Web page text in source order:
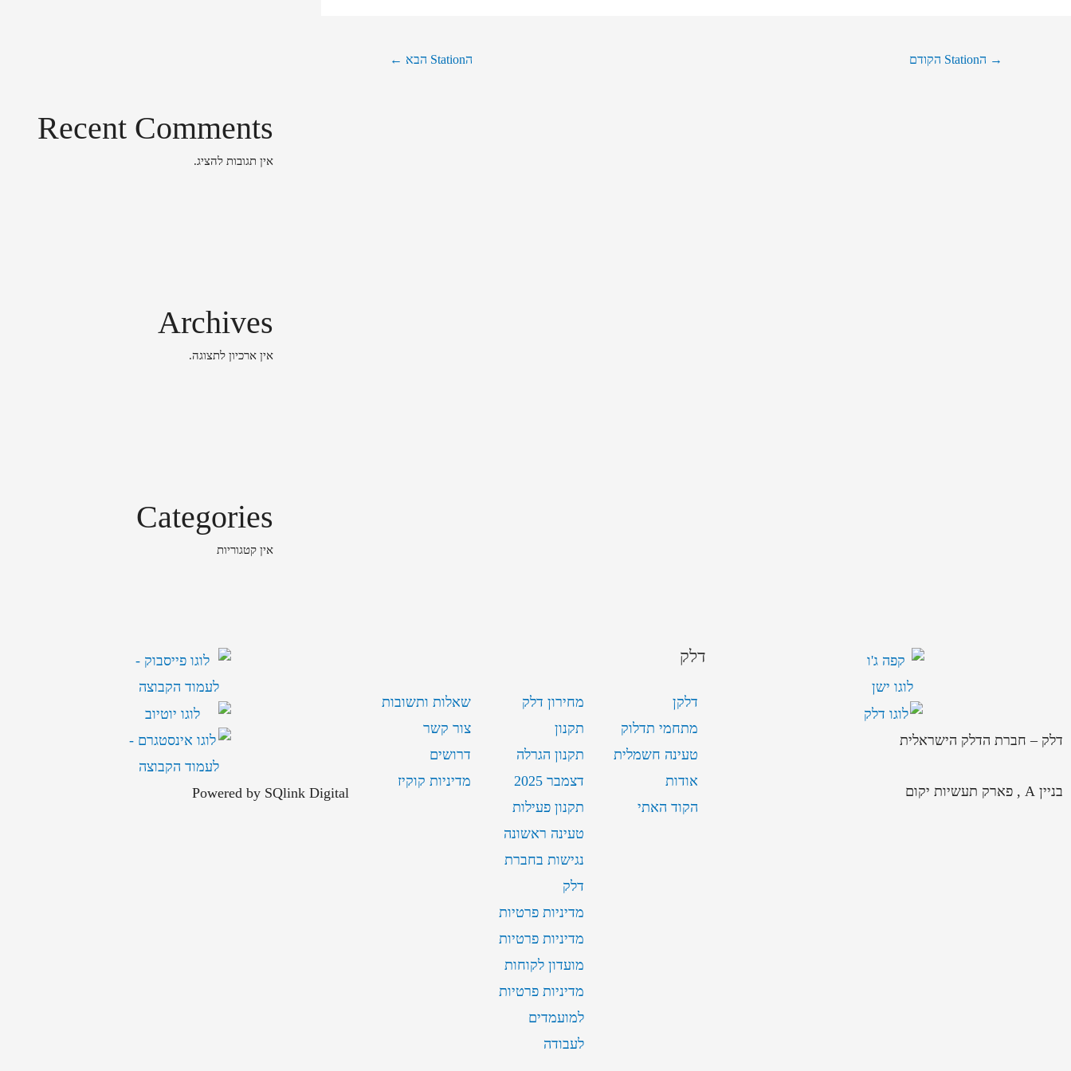
→ הStation הקודם הStation הבא ←
Recent Comments
אין תגובות להציג.
Archives
אין ארכיון לתצוגה.
Categories
אין קטגוריות
דלק – חברת הדלק הישראלית
בניין A , פארק תעשיות יקום
דלק
דלקן
מתחמי תדלוק
טעינה חשמלית
אודות
הקוד האתי
מחירון דלק
תקנון
תקנון הגרלה
דצמבר 2025
תקנון פעילות
טעינה ראשונה
נגישות בחברת
דלק
מדיניות פרטיות
מדיניות פרטיות
מועדון לקוחות
מדיניות פרטיות
למועמדים
לעבודה
שאלות ותשובות
צור קשר
דרושים
מדיניות קוקיז
Powered by SQlink Digital